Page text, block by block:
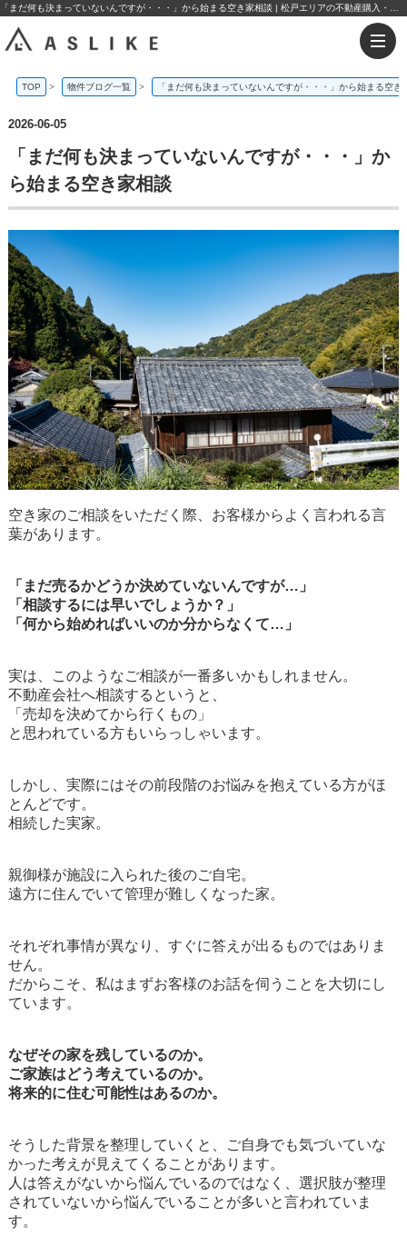
TOP > 物件ブログ一覧 > 「まだ何も決まっていないんですが・・・」から始まる空き
2026-06-05
「まだ何も決まっていないんですが・・・」か
ら始まる空き家相談
空き家のご相談をいただく際、お客様からよく言われる言
葉があります。
「まだ売るかどうか決めていないんですが…」
「相談するには早いでしょうか？」
「何から始めればいいのか分からなくて…」
実は、このようなご相談が一番多いかもしれません。
不動産会社へ相談するというと、
「売却を決めてから行くもの」
と思われている方もいらっしゃいます。
しかし、実際にはその前段階のお悩みを抱えている方がほ
とんどです。
相続した実家。
親御様が施設に入られた後のご自宅。
遠方に住んでいて管理が難しくなった家。
それぞれ事情が異なり、すぐに答えが出るものではありま
せん。
だからこそ、私はまずお客様のお話を伺うことを大切にし
ています。
なぜその家を残しているのか。
ご家族はどう考えているのか。
将来的に住む可能性はあるのか。
そうした背景を整理していくと、ご自身でも気づいていな
かった考えが見えてくることがあります。
人は答えがないから悩んでいるのではなく、選択肢が整理
されていないから悩んでいることが多いと言われていま
す。